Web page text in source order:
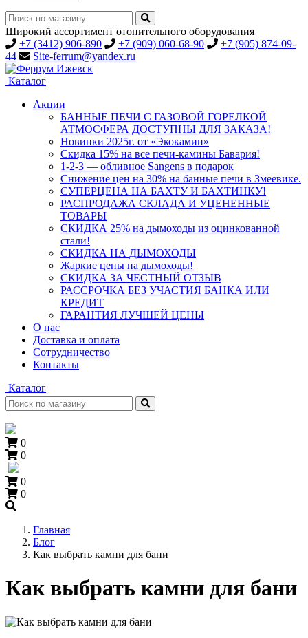
Широкий ассортимент отопительного оборудования
+7 (3412) 906-890
+7 (909) 060-68-90
+7 (905) 874-09-
44
Site-ferrum@yandex.ru
Каталог
Акции
БАННЫЕ ПЕЧИ С ГАЗОВОЙ ГОРЕЛКОЙ
АТМОСФЕРА ДОСТУПНЫ ДЛЯ ЗАКАЗА!
Новинки 2025г. от «Экокамин»
Скидка 15% на все печи-камины Бавария!
1-2-3 — обливное Sangens в подарок
Снижение цен на 30% на банные печи в Змеевике.
СУПЕРЦЕНА НА БАХТУ И БАХТИНКУ!
РАСПРОДАЖА СКЛАДА И УЦЕНЕННЫЕ
ТОВАРЫ
СКИДКА 25% на дымоходы из оцинкованной
стали!
СКИДКА НА ДЫМОХОДЫ
Жаркие цены на дымоходы!
СКИДКА ЗА ЧЕСТНЫЙ ОТЗЫВ
РАССРОЧКА БЕЗ УЧАСТИЯ БАНКА ИЛИ
КРЕДИТ
ГАРАНТИЯ ЛУЧШЕЙ ЦЕНЫ
О нас
Доставка и оплата
Сотрудничество
Контакты
Каталог
0
0
0
0
Главная
Блог
Как выбрать камни для бани
Как выбрать камни для бани